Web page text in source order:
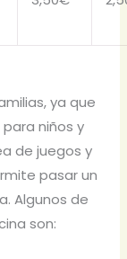
ya que
niños y
de juegos y
pasar un
Algunos de
son: